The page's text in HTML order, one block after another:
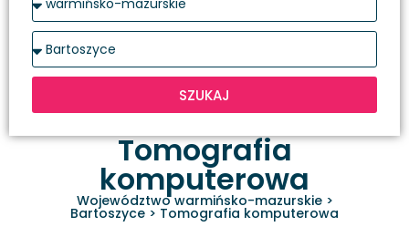
SZUKAJ
Tomografia
komputerowa
Województwo warmińsko-mazurskie>
Bartoszyce > Tomografia komputerowa